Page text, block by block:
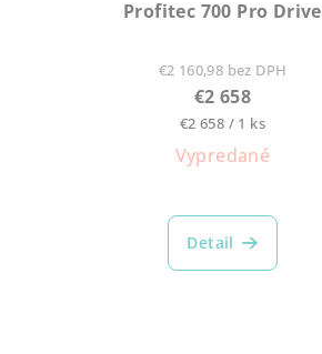
Profitec 700 Pro Drive
€2 160,98 bez DPH
€2 658
Jednotková
cena:
€2 658 / 1 ks
Vypredané
Detail